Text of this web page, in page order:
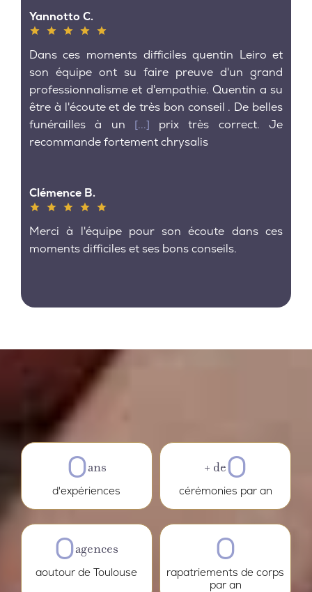
Yannotto C.
Dans ces moments difficiles quentin Leiro et
son équipe ont su faire preuve d'un grand
professionnalisme et d'empathie. Quentin a su
être à l'écoute et de très bon conseil . De belles
funérailles à un [...]
prix très correct. Je
recommande fortement chrysalis
Clémence B.
Merci à l'équipe pour son écoute dans ces
moments difficiles et ses bons conseils.
0ans
d'expériences
+ de0
cérémonies par an
0agences
aoutour de Toulouse
0
rapatriements de corps
par an